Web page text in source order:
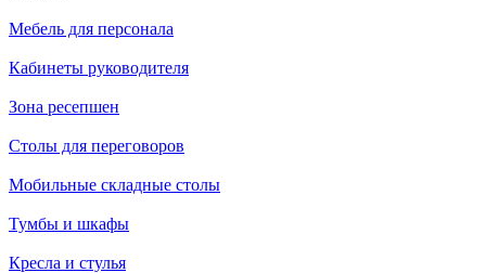
Мебель для персонала
Кабинеты руководителя
Зона ресепшен
Столы для переговоров
Мобильные складные столы
Тумбы и шкафы
Кресла и стулья